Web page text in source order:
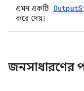
এমন একটি
করে দেয়।
জনসাধারণের